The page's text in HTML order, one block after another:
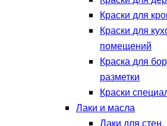
Краски для
Краски для
помещений
Краска для
разметки
Краски
Лаки и масла